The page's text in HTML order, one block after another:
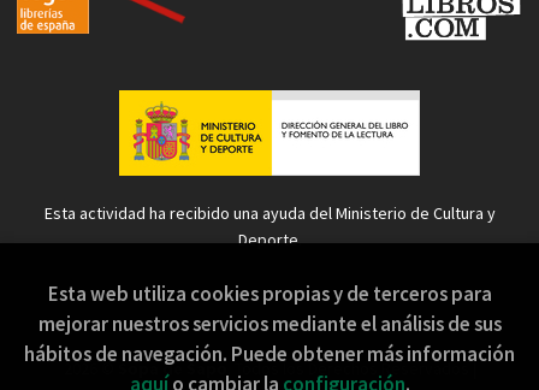
Esta actividad ha recibido una ayuda del Ministerio de Cultura y
Deporte.
2026 © Sopa de Sapo . Todos los Derechos Reservados |
Esta web utiliza cookies propias y de terceros para
mejorar nuestros servicios mediante el análisis de sus
hábitos de navegación. Puede obtener más información
aquío cambiar la configuración.